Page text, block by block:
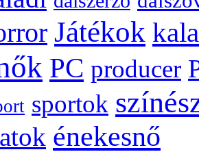
Játékok
PC producer
sportok
énekesnő